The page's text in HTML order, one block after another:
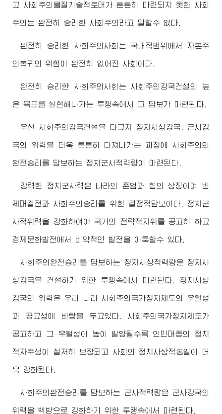
고 사회주의물질기술적토대가 튼튼히 마련되지 못한 사회
주의는 완전히 승리한 사회주의라고 말할수 없다.
완전히 승리한 사회주의사회는 국내적범위에서 자본주
의복귀의 위험이 완전히 없어진 사회이다.
완전히 승리한 사회주의사회는 사회주의강국건설의 높
은 목표를 실현해나가는 투쟁속에서 그 담보가 마련된다.
우선 사회주의강국건설을 다그쳐 정치사상강국, 군사강
국의 위력을 더욱 튼튼히 다져나가는 과정에 사회주의의
완전승리를 담보하는 정치군사적력량이 마련된다.
강력한 정치군사력은 나라의 존엄과 힘의 상징이며 반
제대결전과 사회주의승리를 위한 결정적담보이다. 정치군
사적위력을 강화하여야 국가의 전략적지위를 공고히 하고
경제문화발전에서 비약적인 발전을 이룩할수 있다.
사회주의완전승리를 담보하는 정치사상적력량은 정치사
상강국을 건설하기 위한 투쟁속에서 마련된다. 정치사상
강국의 위력은 우리 나라 사회주의국가정치제도의 우월성
과 공고성에 바탕을 두고있다. 사회주의국가정치제도가
공고하고 그 우월성이 높이 발양될수록 인민대중의 정치
적자주성이 철저히 보장되고 사회의 정치사상적통일이 더
욱 강화된다.
사회주의완전승리를 담보하는 군사적력량은 군사강국의
위력을 백방으로 강화하기 위한 투쟁속에서 마련된다.